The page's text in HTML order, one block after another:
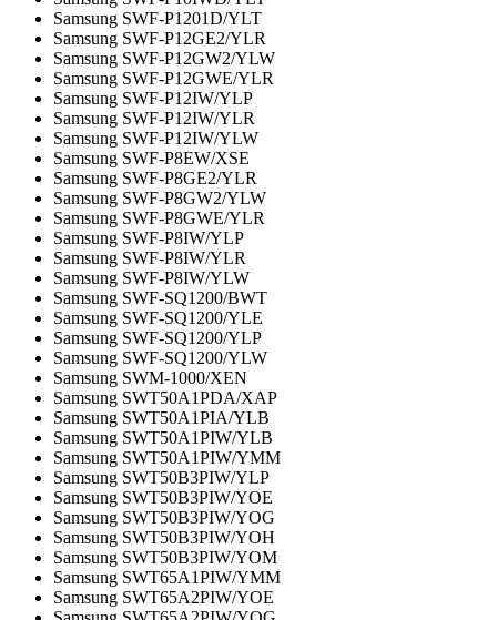
Samsung SWF-P1201D/YLT
Samsung SWF-P12GE2/YLR
Samsung SWF-P12GW2/YLW
Samsung SWF-P12GWE/YLR
Samsung SWF-P12IW/YLP
Samsung SWF-P12IW/YLR
Samsung SWF-P12IW/YLW
Samsung SWF-P8EW/XSE
Samsung SWF-P8GE2/YLR
Samsung SWF-P8GW2/YLW
Samsung SWF-P8GWE/YLR
Samsung SWF-P8IW/YLP
Samsung SWF-P8IW/YLR
Samsung SWF-P8IW/YLW
Samsung SWF-SQ1200/BWT
Samsung SWF-SQ1200/YLE
Samsung SWF-SQ1200/YLP
Samsung SWF-SQ1200/YLW
Samsung SWM-1000/XEN
Samsung SWT50A1PDA/XAP
Samsung SWT50A1PIA/YLB
Samsung SWT50A1PIW/YLB
Samsung SWT50A1PIW/YMM
Samsung SWT50B3PIW/YLP
Samsung SWT50B3PIW/YOE
Samsung SWT50B3PIW/YOG
Samsung SWT50B3PIW/YOH
Samsung SWT50B3PIW/YOM
Samsung SWT65A1PIW/YMM
Samsung SWT65A2PIW/YOE